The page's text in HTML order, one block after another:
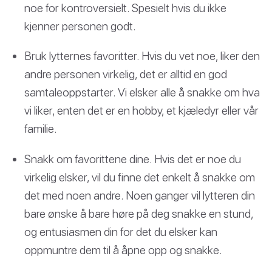
noe for kontroversielt. Spesielt hvis du ikke
kjenner personen godt.
Bruk lytternes favoritter. Hvis du vet noe, liker den
andre personen virkelig, det er alltid en god
samtaleoppstarter. Vi elsker alle å snakke om hva
vi liker, enten det er en hobby, et kjæledyr eller vår
familie.
Snakk om favorittene dine. Hvis det er noe du
virkelig elsker, vil du finne det enkelt å snakke om
det med noen andre. Noen ganger vil lytteren din
bare ønske å bare høre på deg snakke en stund,
og entusiasmen din for det du elsker kan
oppmuntre dem til å åpne opp og snakke.